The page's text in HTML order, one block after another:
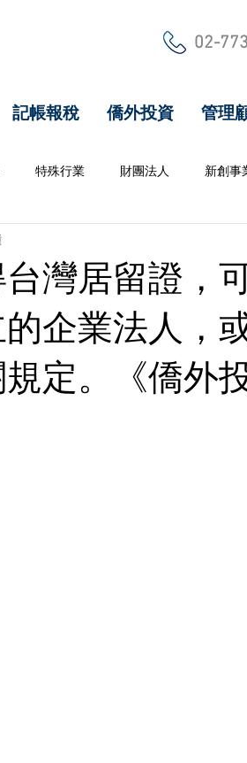
02-
記帳報稅 僑外投資 管理
特殊行業 財團法人 新創事
灣居留證，
企業法人，
定。《僑外